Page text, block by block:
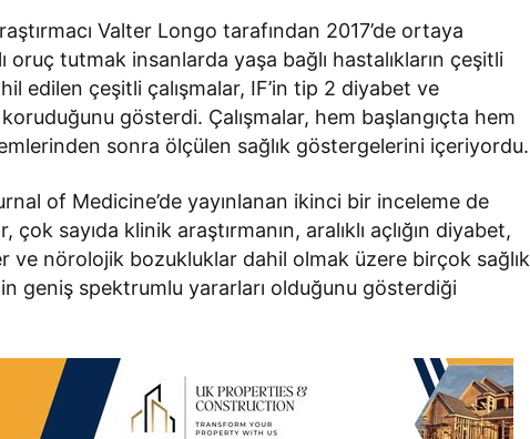
Valter Longo tarafından 2017’de ortaya
oruç tutmak insanlarda yaşa bağlı hastalıkların çeşitli
edilen çeşitli çalışmalar, IF’in tip 2 diyabet ve
gösterdi. Çalışmalar, hem başlangıçta hem
sonra ölçülen sağlık göstergelerini içeriyordu.
of Medicine’de yayınlanan ikinci bir inceleme de
sayıda klinik araştırmanın, aralıklı açlığın diyabet,
ve nörolojik bozukluklar dahil olmak üzere birçok sağlık
geniş spektrumlu yararları olduğunu gösterdiği